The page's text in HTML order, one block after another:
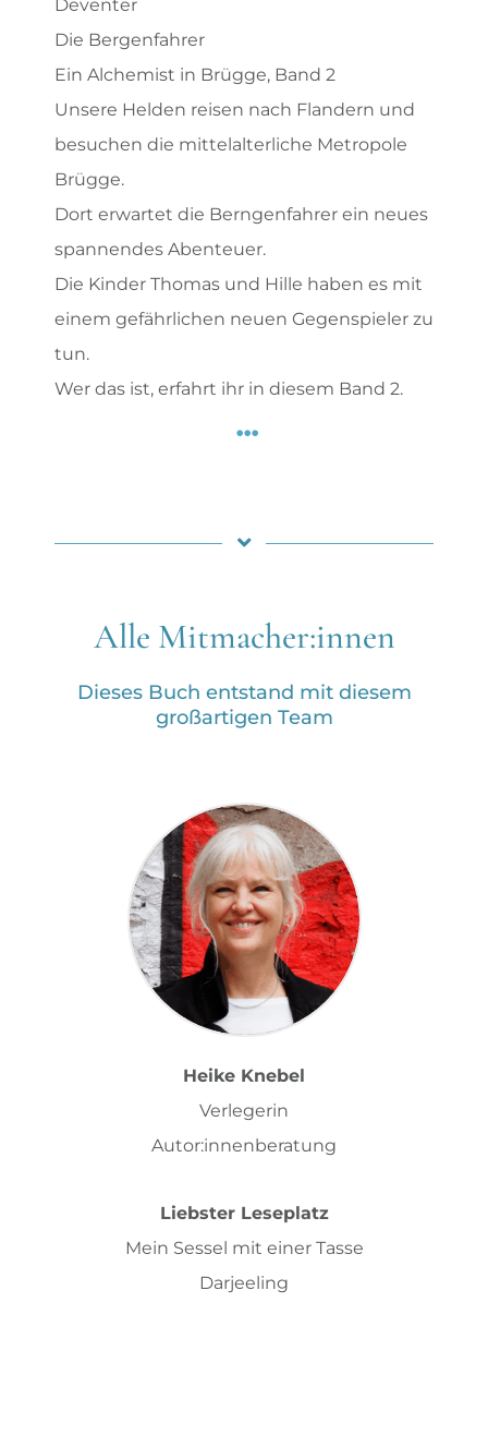
Deventer
Die Bergenfahrer
Ein Alchemist in Brügge, Band 2
Unsere Helden reisen nach Flandern und
besuchen die mittelalterliche Metropole
Brügge.
Dort erwartet die Berngenfahrer ein neues
spannendes Abenteuer.
Die Kinder Thomas und Hille haben es mit
einem gefährlichen neuen Gegenspieler zu
tun.
Wer das ist, erfahrt ihr in diesem Band 2.
Alle Mitmacher:innen
Dieses Buch entstand mit diesem
großartigen Team
Heike Knebel
Verlegerin
Autor:innenberatung
Liebster Leseplatz
Mein Sessel mit einer Tasse
Darjeeling